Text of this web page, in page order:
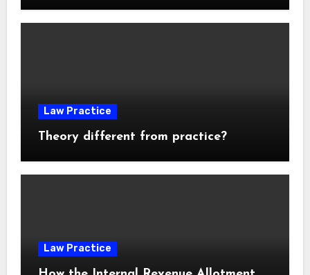
Law Practice
Theory different from practice?
Law Practice